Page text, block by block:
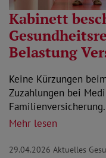
Kabinett
Belastung
Keine Kürzungen
Zuzahlungen bei
Familienversicherung.
Mehr lesen
29.04.2026 Aktuelles